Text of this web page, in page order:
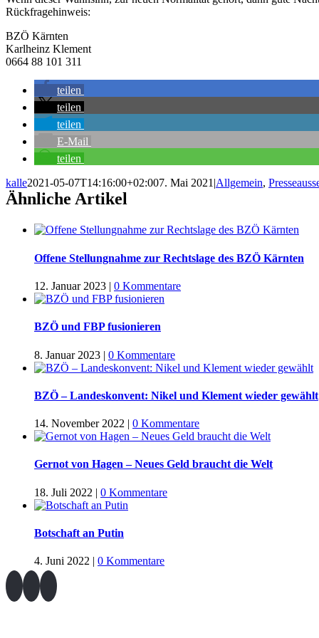
Rückfragehinweis:
BZÖ Kärnten
Karlheinz Klement
0664 88 101 311
teilen
teilen
teilen
E-Mail
teilen
kalle2021-05-07T14:16:00+02:007. Mai 2021|Allgemein,
Ähnliche Artikel
Offene Stellungnahme zur Rechtslage des BZÖ Kärnten
12. Januar 2023 | 0 Kommentare
BZÖ und FBP fusionieren
8. Januar 2023 | 0 Kommentare
BZÖ – Landeskonvent: Nikel und Klement wieder gewählt
14. November 2022 | 0 Kommentare
Gernot von Hagen – Neues Geld braucht die Welt
18. Juli 2022 | 0 Kommentare
Botschaft an Putin
4. Juni 2022 | 0 Kommentare